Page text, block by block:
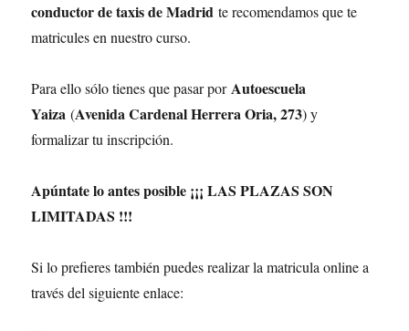
conductor de taxis de Madrid te recomendamos que te
matricules en nuestro curso.
Para ello sólo tienes que pasar porAutoescuela
Yaiza (Avenida Cardenal Herrera Oria, 273) y
formalizar tu inscripción.
Apúntate lo antes posible ¡¡¡ LAS PLAZAS SON
LIMITADAS !!!
Si lo prefieres también puedes realizar la matricula online a
través del siguiente enlace: